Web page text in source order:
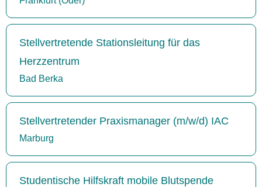
Stellvertretende Stationsleitung für das
Herzzentrum
Bad Berka
Stellvertretender Praxismanager (m/w/d) IAC
Marburg
Studentische Hilfskraft mobile Blutspende